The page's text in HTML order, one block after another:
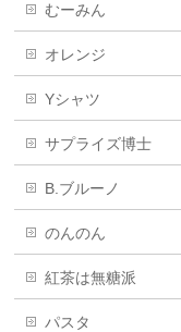
むーみん
オレンジ
Yシャツ
サプライズ博士
B.ブルーノ
のんのん
紅茶は無糖派
パスタ